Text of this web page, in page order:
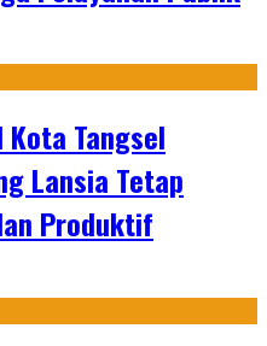
Kota Tangsel
Lansia Tetap
Produktif